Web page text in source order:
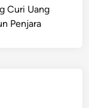
Curi Uang
Penjara